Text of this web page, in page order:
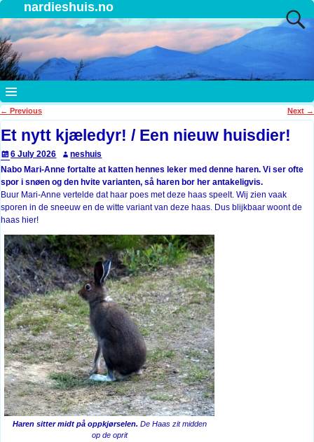
nardieshuis.no
Post navigation
← Previous Next →
Et nytt kjæledyr! / Een nieuw huisdier!
6 July 2026
neshuis
Nabo Mari-Anne fortalte at katten hennes leker med denne haren. Vi ser ofte
spor i snøen og den hvite varianten, så haren bor her antakeligvis.
Buur Mari-Anne vertelde dat haar poes met deze haas speelt. Wij zien vaak
sporen in de sneeuw en de witte variant van deze haas. Dus blijkbaar woont de
haas hier!
Haren sitter midt på oppkjørselen. De Haas zit midden
op de oprit